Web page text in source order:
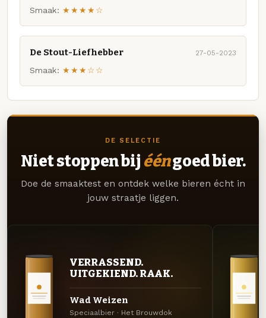
Smaak: ★★★★☆
De Stout-Liefhebber 27-05-2023
Smaak: ★★★☆☆
DE SELECTIE
Niet stoppen bij ééngoed bier.
Doe de smaaktest en ontdek welke bieren écht in
jouw straatje liggen.
VERRASSEND.
UITGEKIEND. RAAK.
Wad Weizen
Speciaalbier · Het Brouwdok